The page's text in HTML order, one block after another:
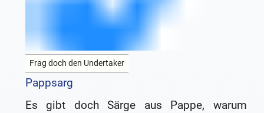
Frag doch den Undertaker
Pappsarg
Es gibt doch Särge aus Pappe, warum